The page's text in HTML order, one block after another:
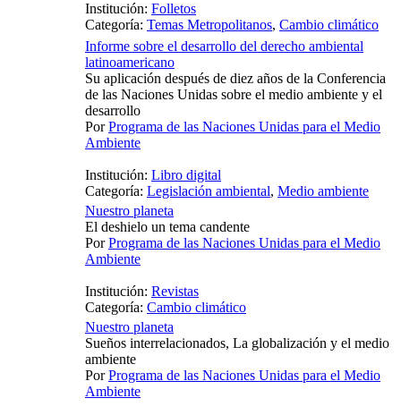
Institución: Folletos
Categoría: Temas Metropolitanos, Cambio climático
Informe sobre el desarrollo del derecho ambiental
latinoamericano
Su aplicación después de diez años de la Conferencia
de las Naciones Unidas sobre el medio ambiente y el
desarrollo
PorPrograma de las Naciones Unidas para el Medio
Ambiente
Institución: Libro digital
Categoría: Legislación ambiental, Medio ambiente
Nuestro planeta
El deshielo un tema candente
PorPrograma de las Naciones Unidas para el Medio
Ambiente
Institución: Revistas
Categoría: Cambio climático
Nuestro planeta
Sueños interrelacionados, La globalización y el medio
ambiente
PorPrograma de las Naciones Unidas para el Medio
Ambiente